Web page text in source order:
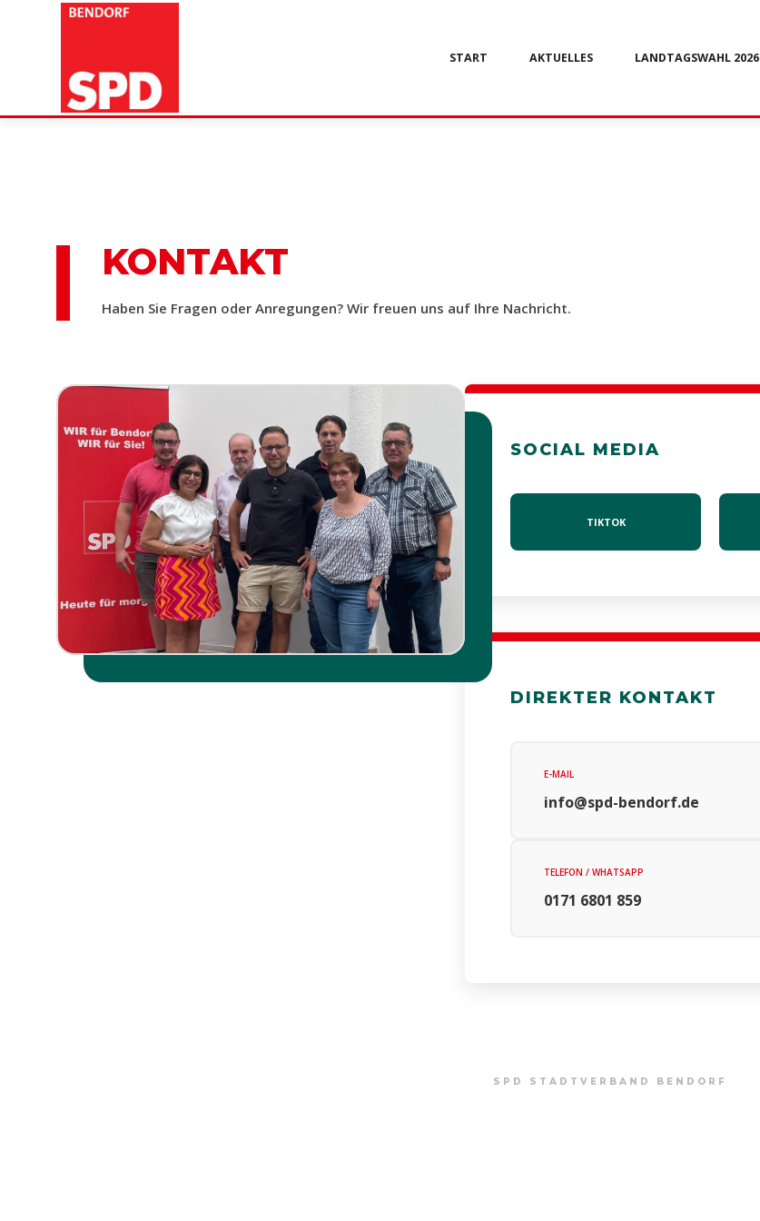
START AKTUELLES LANDTAGSWAHL 2026
KONTAKT
Haben Sie Fragen oder Anregungen? Wir freuen uns auf Ihre Nachricht.
SOCIAL MEDIA
TIKTOK
DIREKTER KONTAKT
E-MAIL
info@spd-bendorf.de
TELEFON / WHATSAPP
0171 6801 859
SPD STADTVERBAND BENDORF